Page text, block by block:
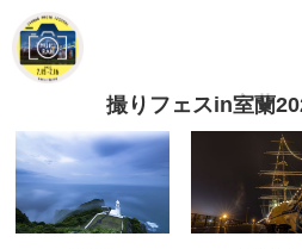
撮りフェスin室蘭